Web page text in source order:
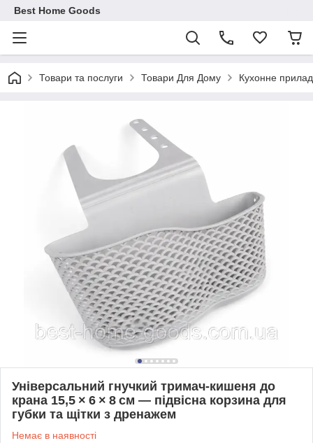
Best Home Goods
Товари та послуги Товари Для Дому Кухонне
Універсальний гнучкий тримач‑кишеня до
крана 15,5 × 6 × 8 см — підвісна корзина для
губки та щітки з дренажем
Немає в наявності